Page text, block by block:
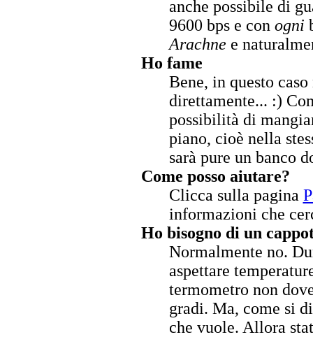
anche possibile di
9600 bps e con ogni
Arachne e
Ho fame
Bene, in questo
direttamente... :)
possibilità di
piano, cioè nella
sarà pure un banco
Come posso aiutare?
Clicca sulla pagina
informazioni che
Ho bisogno di un
Normalmente no.
aspettare
termometro non
gradi. Ma, come si
che vuole. Allora